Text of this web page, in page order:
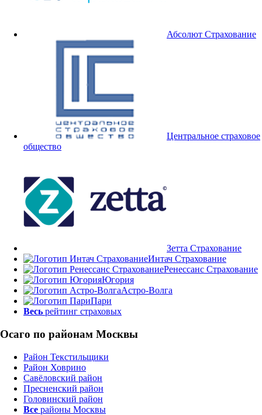
Абсолют Страхование
Центральное страховое
общество
Зетта Страхование
Интач Страхование
Ренессанс Страхование
Югория
Астро-Волга
Пари
Весь рейтинг страховых
Осаго по районам Москвы
Район Текстильщики
Район Ховрино
Савёловский район
Пресненский район
Головинский район
Все районы Москвы